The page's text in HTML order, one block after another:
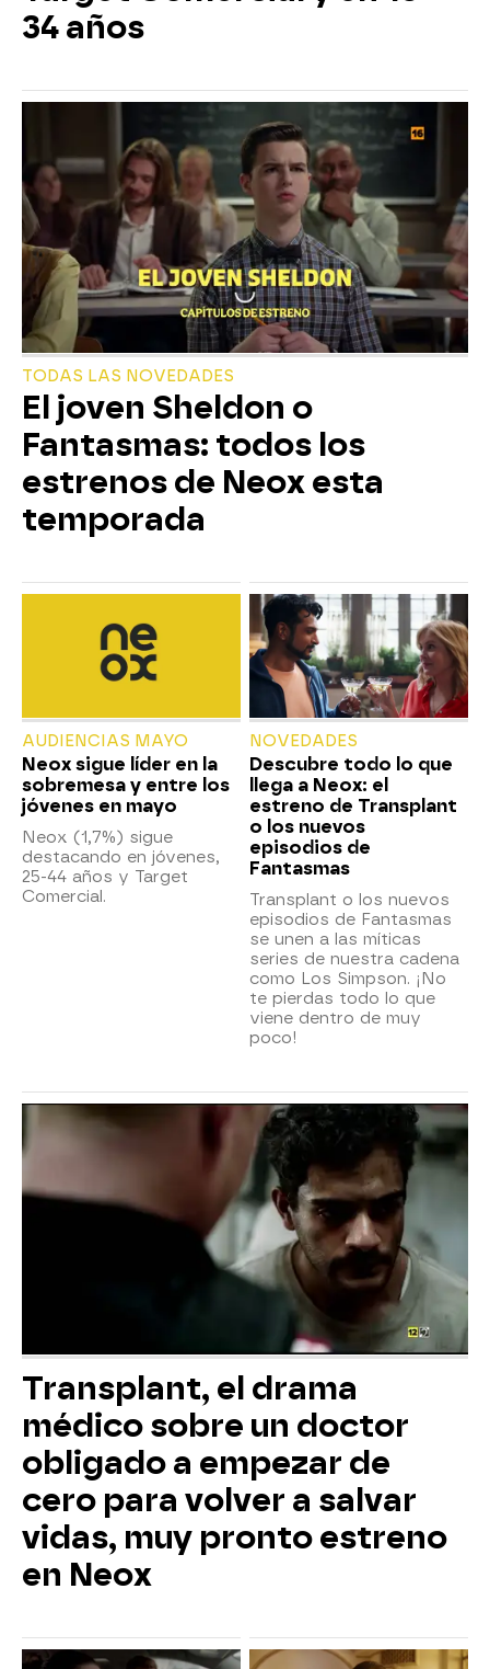
34 años
TODAS LAS NOVEDADES
El joven Sheldon o
Fantasmas: todos los
estrenos de Neox esta
temporada
AUDIENCIAS MAYO
Neox sigue líder en la
sobremesa y entre los
jóvenes en mayo
Neox (1,7%) sigue
destacando en jóvenes,
25-44 años y Target
Comercial.
NOVEDADES
Descubre todo lo que
llega a Neox: el
estreno de Transplant
o los nuevos
episodios de
Fantasmas
Transplant o los nuevos
episodios de Fantasmas
se unen a las míticas
series de nuestra cadena
como Los Simpson. ¡No
te pierdas todo lo que
viene dentro de muy
poco!
Transplant, el drama
médico sobre un doctor
obligado a empezar de
cero para volver a salvar
vidas, muy pronto estreno
en Neox